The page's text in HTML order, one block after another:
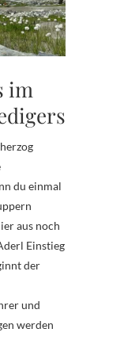
im
du einmal
aus noch
Einstieg
der
und
werden